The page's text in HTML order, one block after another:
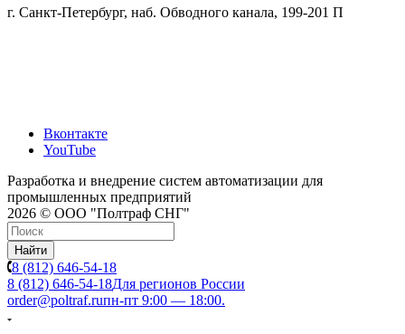
г. Санкт-Петербург, наб. Обводного канала, 199-201 П
Вконтакте
YouTube
Разработка и внедрение систем автоматизации для
промышленных предприятий
2026 © ООО "Полтраф СНГ"
Найти
8 (812) 646-54-18
8 (812) 646-54-18Для регионов России
order@poltraf.ruпн-пт 9:00 — 18:00.